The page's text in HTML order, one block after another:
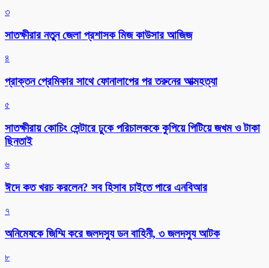
৩
সাতক্ষীরার নতুন জেলা প্রশাসক মিজ কাউসার আজিজ
৪
প্রাক্তন প্রেমিকার সাথে ফোনালাপের পর তরুনের আত্মহত্যা
৫
সাতক্ষীরায় কোচিং সেন্টারে ঢুকে পরিচালককে কুপিয়ে পিটিয়ে জখম ও টাকা
ছিনতাই
৬
ঈদে কত খরচ করলেন? সব হিসাব চাইতে পারে এনবিআর
৭
অনিমেষকে জিম্মি করে জলদস্যু ডন বাহিনী, ৩ জলদস্যু আটক
৮